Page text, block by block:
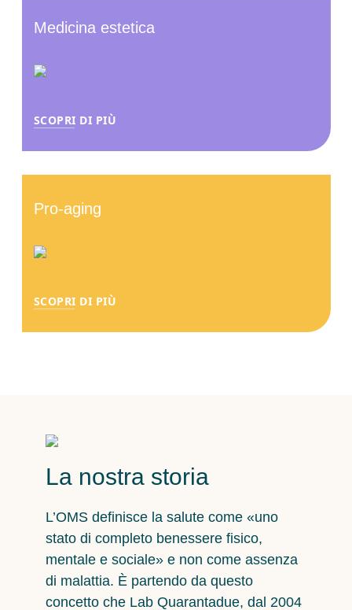
Medicina estetica
SCOPRI DI PIÙ
Pro-aging
SCOPRI DI PIÙ
La nostra storia
L’OMS definisce la salute come «uno
stato di completo benessere fisico,
mentale e sociale» e non come assenza
di malattia. È partendo da questo
concetto che Lab Quarantadue, dal 2004